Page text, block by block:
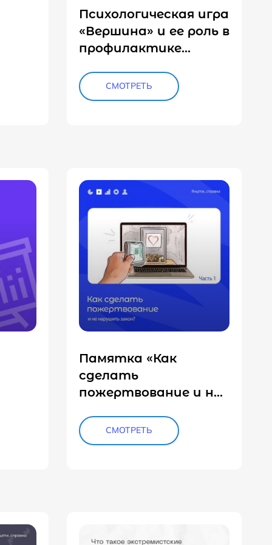
Психологическая игра
«Вершина» и ее роль в
профилактике
субкультуры среди
несовершеннолетних
СМОТРЕТЬ
Памятка «Как
сделать
пожертвование и не
СМОТРЕТЬ